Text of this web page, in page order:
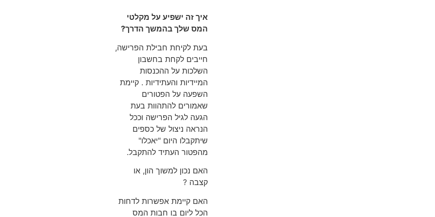
איך זה ישפיע על מקלטי
המס שלך בהמשך הדרך?
בעת לקיחת חבילת הפרישה,
חייבים לקחת בחשבון
השלכות על ההכנסות
המיידיות והעתידיות . קיימת
השפעה על הפטורים
שאמורים להתהוות בעת
הגעה לגיל הפרישה וככל
הנראה ניצול של כספים
שיתקבלו היום "יאכלו"
מהפטור העתיד להתקבל.
האם נכון למשוך הון, או
קצבה ?
האם קיימת אפשרות לדחות
הכל ליום בו חבות המס